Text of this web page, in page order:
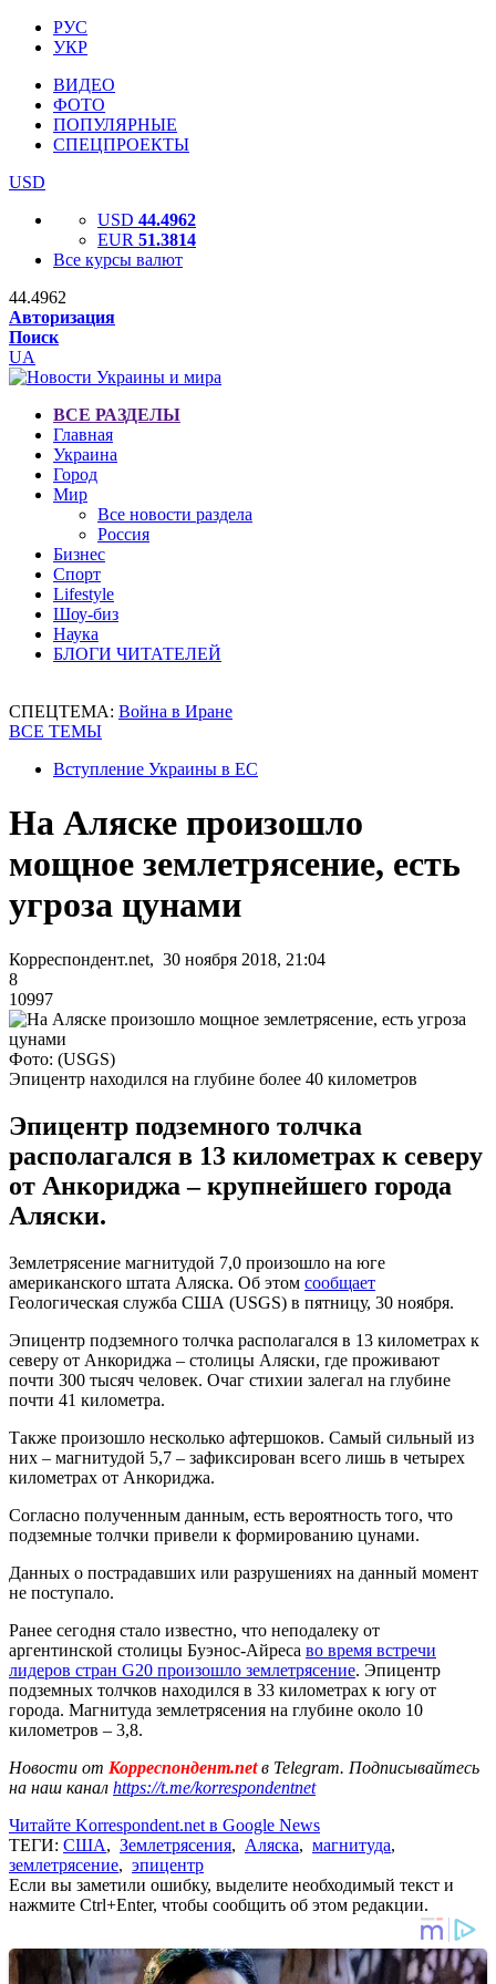
РУС
УКР
ВИДЕО
ФОТО
ПОПУЛЯРНЫЕ
СПЕЦПРОЕКТЫ
USD
USD 44.4962
EUR 51.3814
Все курсы валют
44.4962
Авторизация
Поиск
UA
ВСЕ РАЗДЕЛЫ
Главная
Украина
Город
Мир
Все новости раздела
Россия
Бизнес
Спорт
Lifestyle
Шоу-биз
Наука
БЛОГИ ЧИТАТЕЛЕЙ
СПЕЦТЕМА: Война в Иране
ВСЕ ТЕМЫ
Вступление Украины в ЕС
На Аляске произошло
мощное землетрясение, есть
угроза цунами
Корреспондент.net, 30 ноября 2018, 21:04
8
10997
Фото: (USGS)
Эпицентр находился на глубине более 40 километров
Эпицентр подземного толчка
располагался в 13 километрах к северу
от Анкориджа – крупнейшего города
Аляски.
Землетрясение магнитудой 7,0 произошло на юге
американского штата Аляска. Об этом сообщает
Геологическая служба США (USGS) в пятницу, 30 ноября.
Эпицентр подземного толчка располагался в 13 километрах к
северу от Анкориджа – столицы Аляски, где проживают
почти 300 тысяч человек. Очаг стихии залегал на глубине
почти 41 километра.
Также произошло несколько афтершоков. Самый сильный из
них – магнитудой 5,7 – зафиксирован всего лишь в четырех
километрах от Анкориджа.
Согласно полученным данным, есть вероятность того, что
подземные толчки привели к формированию цунами.
Данных о пострадавших или разрушениях на данный момент
не поступало.
Ранее сегодня стало известно, что неподалеку от
аргентинской столицы Буэнос-Айреса во время встречи
лидеров стран G20 произошло землетрясение. Эпицентр
подземных толчков находился в 33 километрах к югу от
города. Магнитуда землетрясения на глубине около 10
километров – 3,8.
Новости от Корреспондент.netв Telegram. Подписывайтесь
на наш канал https://t.me/korrespondentnet
Читайте Korrespondent.net в Google News
ТЕГИ: США, Землетрясения, Аляска, магнитуда,
землетрясение, эпицентр
Если вы заметили ошибку, выделите необходимый текст и
нажмите Ctrl+Enter, чтобы сообщить об этом редакции.